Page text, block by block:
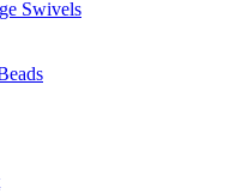
Swivels